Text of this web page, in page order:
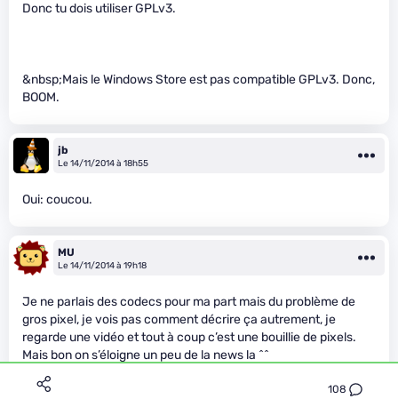
108
Donc tu dois utiliser GPLv3.
&nbsp;Mais le Windows Store est pas compatible GPLv3. Donc,
BOOM.
jb
Le 14/11/2014 à 18h55
Oui: coucou.
MU
Le 14/11/2014 à 19h18
Je ne parlais des codecs pour ma part mais du problème de
gros pixel, je vois pas comment décrire ça autrement, je
regarde une vidéo et tout à coup c’est une bouillie de pixels.
Mais bon on s’éloigne un peu de la news la ^^